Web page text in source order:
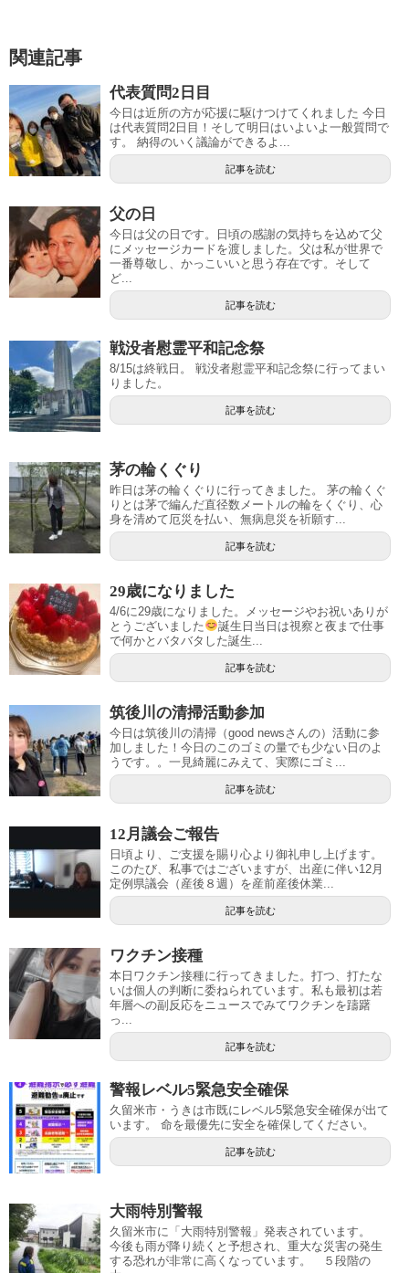
関連記事
代表質問2日目
今日は近所の方が応援に駆けつけてくれました 今日
は代表質問2日目！そして明日はいよいよ一般質問で
す。 納得のいく議論ができるよ...
記事を読む
父の日
今日は父の日です。日頃の感謝の気持ちを込めて父
にメッセージカードを渡しました。父は私が世界で
一番尊敬し、かっこいいと思う存在です。そして
ど...
記事を読む
戦没者慰霊平和記念祭
8/15は終戦日。 戦没者慰霊平和記念祭に行ってまい
りました。
記事を読む
茅の輪くぐり
昨日は茅の輪くぐりに行ってきました。 茅の輪くぐ
りとは茅で編んだ直径数メートルの輪をくぐり、心
身を清めて厄災を払い、無病息災を祈願す...
記事を読む
29歳になりました
4/6に29歳になりました。メッセージやお祝いありが
とうございました
誕生日当日は視察と夜まで仕事
で何かとバタバタした誕生...
記事を読む
筑後川の清掃活動参加
今日は筑後川の清掃（good newsさんの）活動に参
加しました！今日のこのゴミの量でも少ない日のよ
うです。。一見綺麗にみえて、実際にゴミ...
記事を読む
12月議会ご報告
日頃より、ご支援を賜り心より御礼申し上げます。
このたび、私事ではございますが、出産に伴い12月
定例県議会（産後８週）を産前産後休業...
記事を読む
ワクチン接種
本日ワクチン接種に行ってきました。打つ、打たな
いは個人の判断に委ねられています。私も最初は若
年層への副反応をニュースでみてワクチンを躊躇
っ...
記事を読む
警報レベル5緊急安全確保
久留米市・うきは市既にレベル5緊急安全確保が出て
います。 命を最優先に安全を確保してください。
記事を読む
大雨特別警報
久留米市に「大雨特別警報」発表されています。
今後も雨が降り続くと予想され、重大な災害の発生
する恐れが非常に高くなっています。 ５段階の